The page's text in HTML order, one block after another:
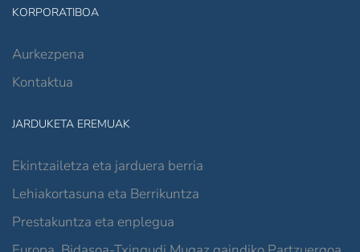
KORPORATIBOA
Aurkezpena
Kontaktua
JARDUKETA EREMUAK
Ekintzailetza eta jarduera berria
Lehiakortasuna eta Berrikuntza
Prestakuntza eta enplegua